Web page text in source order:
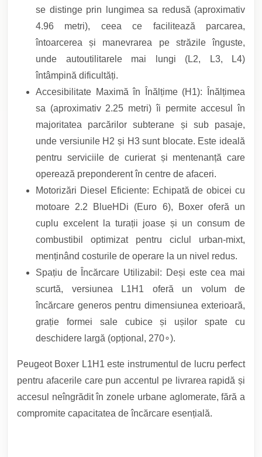
se distinge prin lungimea sa redusă (aproximativ
4.96 metri), ceea ce facilitează parcarea,
întoarcerea și manevrarea pe străzile înguste,
unde autoutilitarele mai lungi (L2, L3, L4)
întâmpină dificultăți.
Accesibilitate Maximă în Înălțime (H1): Înălțimea
sa (aproximativ 2.25 metri) îi permite accesul în
majoritatea parcărilor subterane și sub pasaje,
unde versiunile H2 și H3 sunt blocate. Este ideală
pentru serviciile de curierat și mentenanță care
operează preponderent în centre de afaceri.
Motorizări Diesel Eficiente: Echipată de obicei cu
motoare 2.2 BlueHDi (Euro 6), Boxer oferă un
cuplu excelent la turații joase și un consum de
combustibil optimizat pentru ciclul urban-mixt,
menținând costurile de operare la un nivel redus.
Spațiu de Încărcare Utilizabil: Deși este cea mai
scurtă, versiunea L1H1 oferă un volum de
încărcare generos pentru dimensiunea exterioară,
grație formei sale cubice și ușilor spate cu
deschidere largă (opțional, 270∘).
Peugeot Boxer L1H1 este instrumentul de lucru perfect
pentru afacerile care pun accentul pe livrarea rapidă și
accesul neîngrădit în zonele urbane aglomerate, fără a
compromite capacitatea de încărcare esențială.